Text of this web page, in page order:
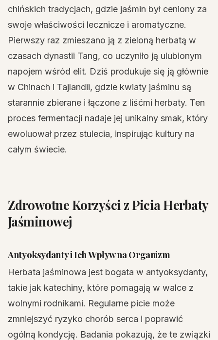
chińskich tradycjach, gdzie jaśmin był ceniony za
swoje właściwości lecznicze i aromatyczne.
Pierwszy raz zmieszano ją z zieloną herbatą w
czasach dynastii Tang, co uczyniło ją ulubionym
napojem wśród elit. Dziś produkuje się ją głównie
w Chinach i Tajlandii, gdzie kwiaty jaśminu są
starannie zbierane i łączone z liśćmi herbaty. Ten
proces fermentacji nadaje jej unikalny smak, który
ewoluował przez stulecia, inspirując kultury na
całym świecie.
Zdrowotne Korzyści z Picia Herbaty
Jaśminowej
Antyoksydanty i Ich Wpływ na Organizm
Herbata jaśminowa jest bogata w antyoksydanty,
takie jak katechiny, które pomagają w walce z
wolnymi rodnikami. Regularne picie może
zmniejszyć ryzyko chorób serca i poprawić
ogólną kondycję. Badania pokazują, że te związki